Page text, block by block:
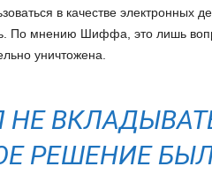
в качестве электронных
По мнению Шиффа, это лишь
уничтожена.
НЕ
РЕШЕНИЕ